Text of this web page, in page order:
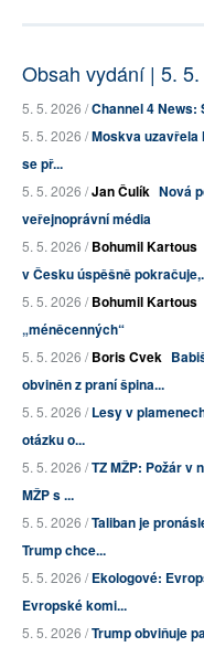
Obsah vydání | 5.
5. 5. 2026 /Channel 4
5. 5. 2026 /Moskva uzavřela
se př...
5. 5. 2026 /Jan Čulík Nová
veřejnoprávní média
5. 5. 2026 /Bohumil Kartous
v Česku úspěšně
5. 5. 2026 /Bohumil Kartous
„méněcenných“
5. 5. 2026 /Boris Cvek
obviněn z praní špina...
5. 5. 2026 /Lesy v
otázku o...
5. 5. 2026 /TZ MŽP: Požár v
MŽP s ...
5. 5. 2026 /Taliban je
Trump chce...
5. 5. 2026 /Ekologové:
Evropské komi...
5. 5. 2026 /Trump obviňuje